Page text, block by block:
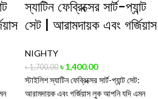
স্যাটিন ফেব্রিক্সের সার্ট-প্যান্ট
সেট | আরামদায়ক এবং গর্জিয়াস
NIGHTY
৳1,700.00 ৳1,400.00
স্টাইলিশ স্যাটিন ফেব্রিক্সের সার্ট-প্যান্ট সেট:
আরামদায়ক এবং গর্জিয়াস লুক আপনি যদি এমন